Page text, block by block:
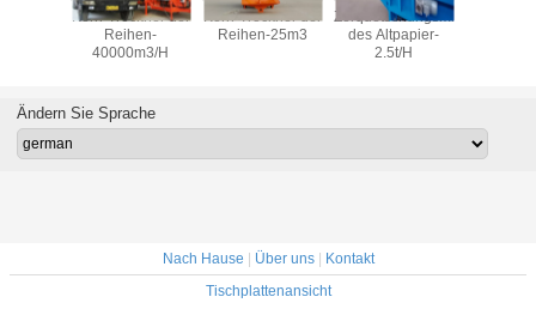
Korn-Trockner der
Reihen-
40000m3/H
Korn-Trockner der
Reihen-25m3
Zerquetschungsmaschine
des Altpapier-
2.5t/H
Ändern Sie Sprache
Nach Hause | Über uns| Kontakt
Tischplattenansicht